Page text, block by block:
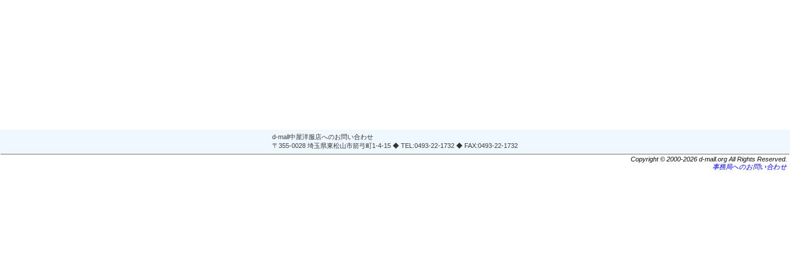
d-mall中屋洋服店へのお問い合わせ
〒355-0028 埼玉県東松山市箭弓町1-4-15 ◆ TEL:0493-22-1732 ◆ FAX:0493-22-1732
Copyright © 2000-2026 d-mall.org All Rights Reserved.
事務局へのお問い合わせ